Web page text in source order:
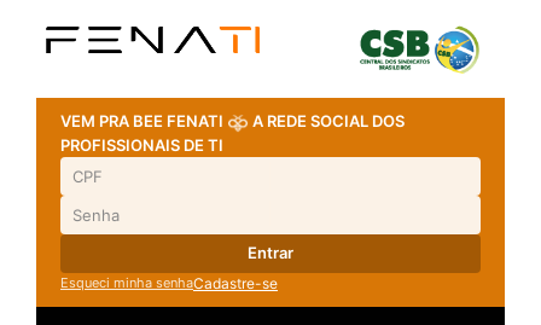
VEM PRA BEE FENATI
A REDE SOCIAL DOS
PROFISSIONAIS DE TI
Entrar
Esqueci minha senhaCadastre-se